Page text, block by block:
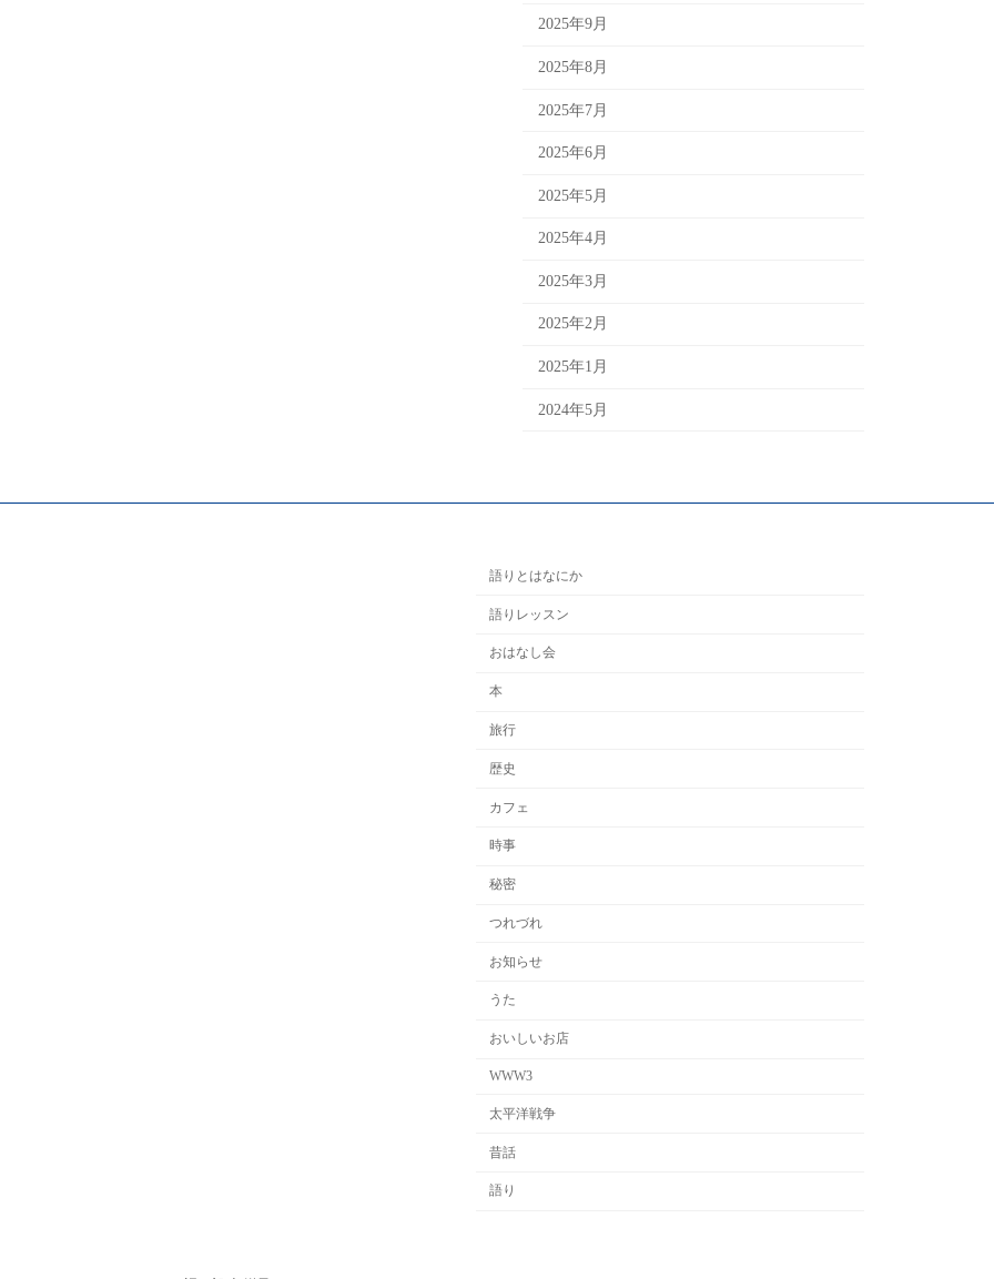
2025年9月
2025年8月
2025年7月
2025年6月
2025年5月
2025年4月
2025年3月
2025年2月
2025年1月
2024年5月
語りとはなにか
語りレッスン
おはなし会
本
旅行
歴史
カフェ
時事
秘密
つれづれ
お知らせ
うた
おいしいお店
WWW3
太平洋戦争
昔話
語り